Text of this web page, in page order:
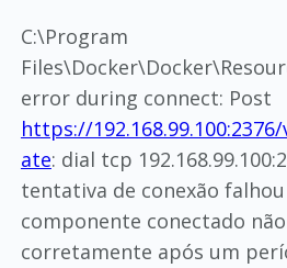
C:\Program
error during connect: Post
https://
ate: dial tcp
tentativa de conexão
componente conectado
corretamente após um